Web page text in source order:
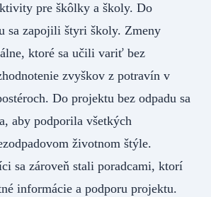
pre škôlky a školy. Do
sa zapojili štyri školy. Zmeny
ktoré sa učili variť bez
zvyškov z potravín v
Do projektu bez odpadu sa
aby podporila všetkých
životnom štýle.
sa zároveň stali poradcami, ktorí
informácie a podporu projektu.